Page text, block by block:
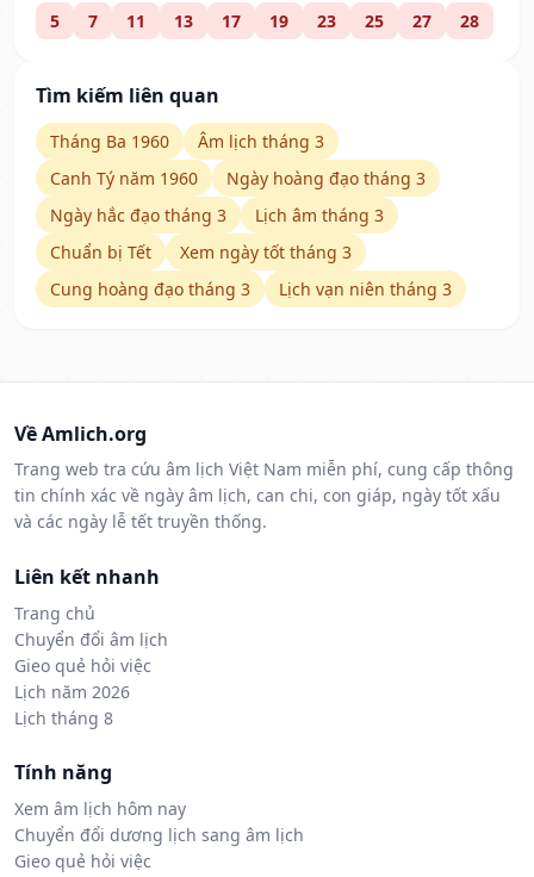
5 7 11 13 17 19 23 25 27 28
Tìm kiếm liên quan
Tháng Ba 1960
Âm lịch tháng 3
Canh Tý năm 1960
Ngày hoàng đạo tháng 3
Ngày hắc đạo tháng 3
Lịch âm tháng 3
Chuẩn bị Tết
Xem ngày tốt tháng 3
Cung hoàng đạo tháng 3
Lịch vạn niên tháng 3
Về Amlich.org
Trang web tra cứu âm lịch Việt Nam miễn phí, cung cấp thông
tin chính xác về ngày âm lịch, can chi, con giáp, ngày tốt xấu
và các ngày lễ tết truyền thống.
Liên kết nhanh
Trang chủ
Chuyển đổi âm lịch
Gieo quẻ hỏi việc
Lịch năm 2026
Lịch tháng 8
Tính năng
Xem âm lịch hôm nay
Chuyển đổi dương lịch sang âm lịch
Gieo quẻ hỏi việc